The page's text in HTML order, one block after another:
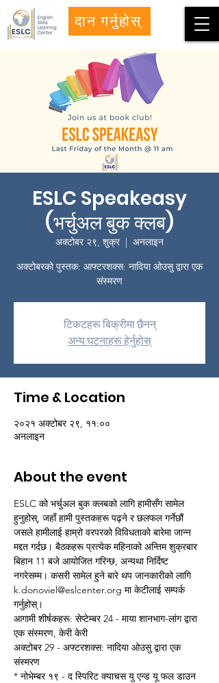
दान गर्नुहोस्
ESLC Speakeasy
(भर्चुअल बुक क्लब)
अक्टोबर २९, शुक्र
  |
अनलाइन
अक्टोबरको पुस्तक: आफ्टरशक्स: नादिया ओउसु द्वारा एक
संस्मरण
टिकटहरू बिक्रीमा छैनन्
अन्य घटनाहरू हेर्नुहोस्
Time & Location
२०२१ अक्टोबर २९, ११:००
अनलाइन
About the event
ESLC को भर्चुअल बुक क्लबको लागि हामीसँग सामेल
हुनुहोस्, जहाँ हामी पुस्तकहरू पढ्ने र छलफल गर्नेछौं
जसले हामीलाई हाम्रो वरपरको विविधताको बारेमा जान्न
मद्दत गर्दछ। बैठकहरू प्रत्येक महिनाको अन्तिम शुक्रबार
बिहान 11 बजे आयोजित गरिन्छ, अन्यथा निर्दिष्ट
नगरेसम्म। कसरी सामेल हुने बारे थप जानकारीको लागि
k.donoviel@eslcenter.org मा केटीलाई सम्पर्क
गर्नुहोस्।
आगामी शीर्षकहरू: सेप्टेम्बर 24 - माया शानभाग-लांग द्वारा
एक संस्मरण, केरी केरी
अक्टोबर 29 - अफ्टरशक्स: नादिया ओउसु द्वारा एक
संस्मरण
* नोभेम्बर १९ - द स्पिरिट क्याचस यु एन्ड यू फल डाउन